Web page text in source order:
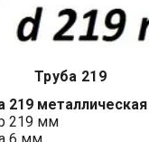
Труба 219
219
219 мм